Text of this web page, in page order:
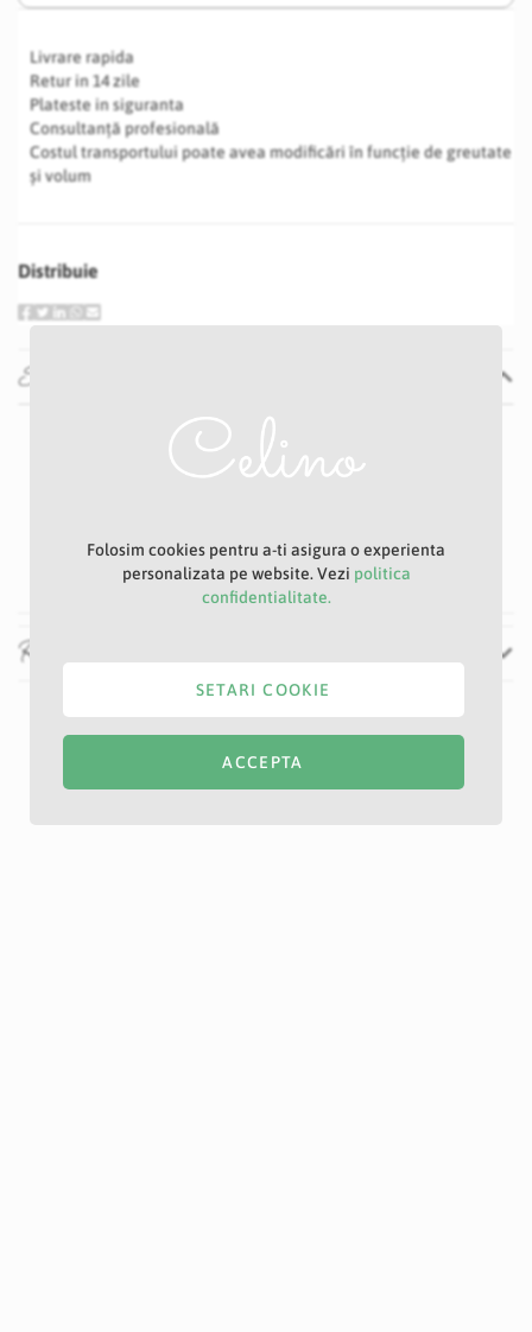
Livrare rapida
Retur in 14 zile
Plateste in siguranta
Consultanță profesională
Costul transportului poate avea modificări în funcție de greutate
și volum
Distribuie
Specificatii
P29S
50 cm
Recenzii
Folosim cookies pentru a-ti asigura o experienta
personalizata pe website. Vezi politica
confidentialitate.
ACCEPTA
SETARI COOKIE